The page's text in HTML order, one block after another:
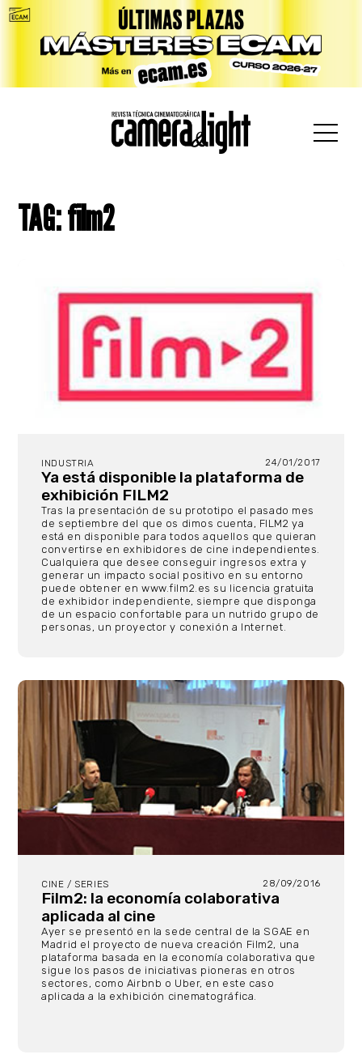
TAG: film2
INDUSTRIA 24/01/2017
Ya está disponible la plataforma de
exhibición FILM2
Tras la presentación de su prototipo el pasado mes
de septiembre del que os dimos cuenta, FILM2 ya
está en disponible para todos aquellos que quieran
convertirse en exhibidores de cine independientes.
Cualquiera que desee conseguir ingresos extra y
generar un impacto social positivo en su entorno
puede obtener en www.film2.es su licencia gratuita
de exhibidor independiente, siempre que disponga
de un espacio confortable para un nutrido grupo de
personas, un proyector y conexión a Internet.
CINE / SERIES 28/09/2016
Film2: la economía colaborativa
aplicada al cine
Ayer se presentó en la sede central de la SGAE en
Madrid el proyecto de nueva creación Film2, una
plataforma basada en la economía colaborativa que
sigue los pasos de iniciativas pioneras en otros
sectores, como Airbnb o Uber, en este caso
aplicada a la exhibición cinematográfica.